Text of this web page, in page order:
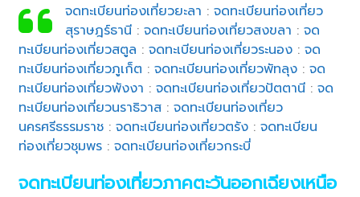
จดทะเบียนท่องเที่ยวยะลา : จดทะเบียนท่องเที่ยว
สุราษฎร์ธานี: จดทะเบียนท่องเที่ยวสงขลา : จด
ทะเบียนท่องเที่ยวสตูล :จดทะเบียนท่องเที่ยวระนอง :จด
ทะเบียนท่องเที่ยวภูเก็ต :จดทะเบียนท่องเที่ยวพัทลุง :จด
ทะเบียนท่องเที่ยวพังงา :จดทะเบียนท่องเที่ยวปัตตานี :จด
ทะเบียนท่องเที่ยวนราธิวาส :จดทะเบียนท่องเที่ยว
นครศรีธรรมราช :จดทะเบียนท่องเที่ยวตรัง :จดทะเบียน
ท่องเที่ยวชุมพร :จดทะเบียนท่องเที่ยวกระบี่
จดทะเบียนท่องเที่ยวภาคตะวันออกเฉียงเหนือ